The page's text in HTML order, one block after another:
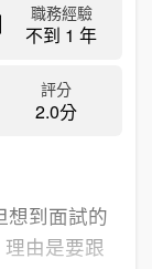
職務經驗
不到 1 年
評分
2.0分
想到面試的
由是要跟